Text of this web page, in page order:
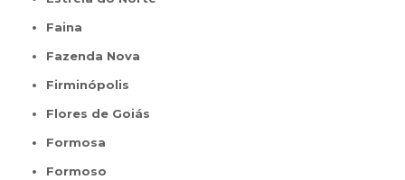
Faina
Fazenda Nova
Firminópolis
Flores de Goiás
Formosa
Formoso